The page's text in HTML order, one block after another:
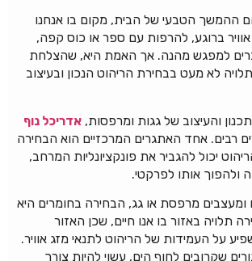
ההמשך הטבעי של הבית, מקום בו אנחנו
ברוגע, להרפות עם ספר או כוס קפה,
למפגש מהנה. אך האמת היא, שהצלחת
לא מעט בבחירת הריהוט הנכון ובעיצוב
והעיצוב של גגות ומרפסות, אדריכל נוף
רבים. אחד האתגרים המרכזיים הוא הבחירה
יכול להגביר את פונקציונליות המרחב,
ולהפוך אותו לפרקטי.
ומעצבים מרפסת או גג, הבחירה בחומרים היא
תלויה באזור בו אנו חיים, שכן האזור
על העמידות של הריהוט לתנאי מזג אוויר.
שקרובים לחוף הים, עשוי להיות צורך